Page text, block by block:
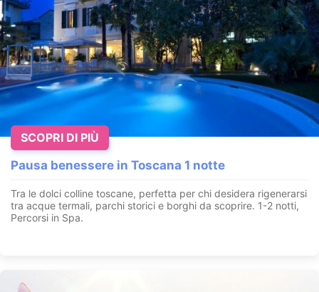
Pausa benessere in Toscana 1 notte
Tra le dolci colline toscane, perfetta per chi desidera rigenerarsi
tra acque termali, parchi storici e borghi da scoprire. 1-2 notti,
Percorsi in Spa.
SCOPRI DI PIÙ